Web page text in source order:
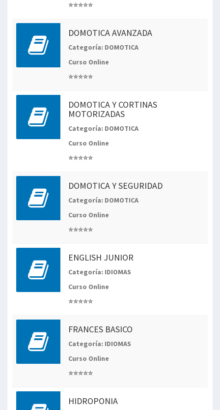
⭐⭐⭐⭐⭐
DOMOTICA AVANZADA
Categoría: DOMOTICA
Curso Online
⭐⭐⭐⭐⭐
DOMOTICA Y CORTINAS
MOTORIZADAS
Categoría: DOMOTICA
Curso Online
⭐⭐⭐⭐⭐
DOMOTICA Y SEGURIDAD
Categoría: DOMOTICA
Curso Online
⭐⭐⭐⭐⭐
ENGLISH JUNIOR
Categoría: IDIOMAS
Curso Online
⭐⭐⭐⭐⭐
FRANCES BASICO
Categoría: IDIOMAS
Curso Online
⭐⭐⭐⭐⭐
HIDROPONIA